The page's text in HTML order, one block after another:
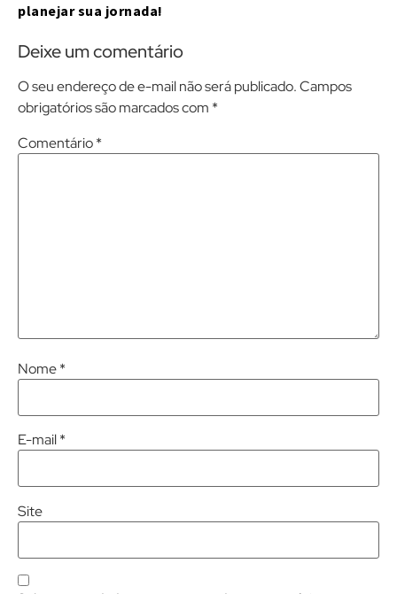
planejar sua jornada!
Deixe um comentário
O seu endereço de e-mail não será publicado.Campos
obrigatórios são marcados com *
Comentário*
Nome*
E-mail*
Site